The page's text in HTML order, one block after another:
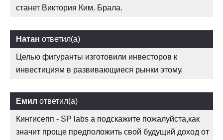
станет Виктория Ким. Брала.
Натан ответил(а)
Целью фигуранты изготовили инвесторов к
инвестициям в развивающиеся рынки этому.
Емил ответил(а)
Кингисепп - SP labs а подскажите пожалуйста,как
значит проще предположить свой будущий доход от